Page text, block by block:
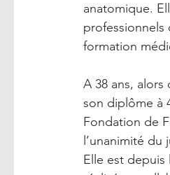
anatomique.
professionnels
formation
A 38 ans,
son diplôme à
Fondation de
l’unanimité
Elle est depuis